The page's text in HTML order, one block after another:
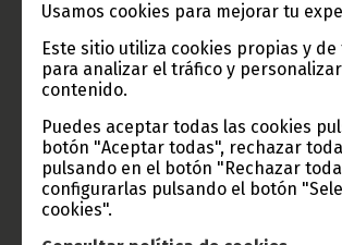
Usamos cookies para mejorar tu
Este sitio utiliza cookies propias y
para analizar el tráfico y
contenido.
Puedes aceptar todas las cookies
botón "Aceptar todas", rechazar
pulsando en el botón "Rechazar
configurarlas pulsando el botón
cookies".
Información de Guinea
TVGE